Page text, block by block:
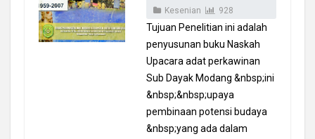
Kesenian
928
Tujuan Penelitian ini adalah
penyusunan buku Naskah
Upacara adat perkawinan
Sub Dayak Modang &nbsp;ini
&nbsp;&nbsp;upaya
pembinaan potensi budaya
&nbsp;yang ada dalam